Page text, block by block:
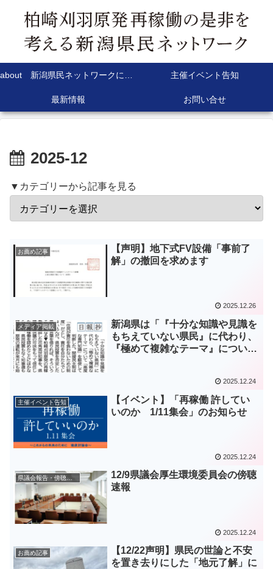
主催イベント告知
最新情報 お問い合せ
2025-12
▼カテゴリーから記事を見る
お薦め記事
【声明】地下式FV設備「事前了
解」の撤回を求めます
2025.12.26
メディア掲載
新潟県は「『十分な知識や見識を
もちえていない県民』に代わり、
『極めて複雑なテーマ』について
2025.12.24
主催イベント告知
【イベント】「再稼働 許してい
いのか 1/11集会」のお知らせ
2025.12.24
県議会報告・傍聴記録
12/9県議会厚生環境委員会の傍聴
速報
2025.12.24
お薦め記事
【12/22声明】県民の世論と不安
を置き去りにした「地元了解」に